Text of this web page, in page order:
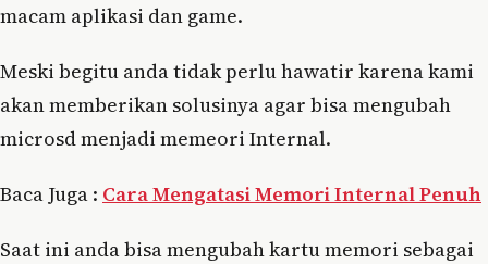
macam aplikasi dan game.
Meski begitu anda tidak perlu hawatir karena kami
akan memberikan solusinya agar bisa mengubah
microsd menjadi memeori Internal.
Baca Juga : Cara Mengatasi Memori Internal Penuh
Saat ini anda bisa mengubah kartu memori sebagai